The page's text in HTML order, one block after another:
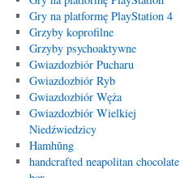
Gry na platformę PlayStation 4
Grzyby koprofilne
Grzyby psychoaktywne
Gwiazdozbiór Pucharu
Gwiazdozbiór Ryb
Gwiazdozbiór Węża
Gwiazdozbiór Wielkiej
Niedźwiedzicy
Hamhŭng
handcrafted neapolitan chocolate